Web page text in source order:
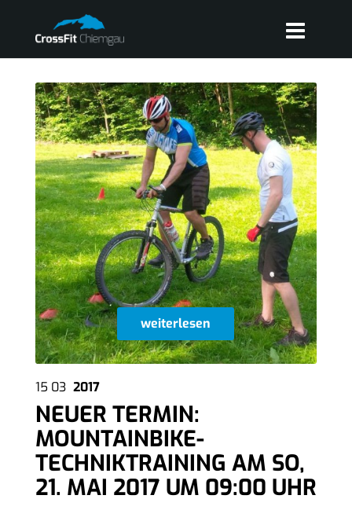
weiterlesen
15 03 2017
NEUER TERMIN:
MOUNTAINBIKE-
TECHNIKTRAINING AM SO,
21. MAI 2017 UM 09:00 UHR